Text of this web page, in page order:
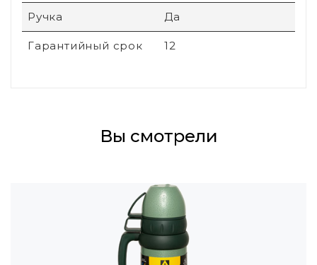
Ручка Да
Гарантийный срок 12
Вы смотрели